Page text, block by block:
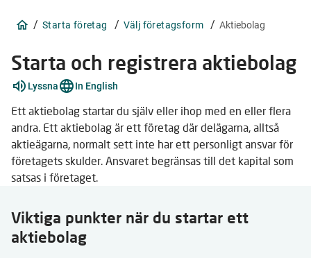
/ Starta företag / Välj företagsform / Aktiebolag
Starta och registrera aktiebolag
Förklara
ord
stycken
Lyssna In English
Ett aktiebolag startar du själv eller ihop med en eller flera
andra. Ett aktiebolag är ett företag där delägarna, alltså
aktieägarna, normalt sett inte har ett personligt ansvar för
företagets skulder. Ansvaret begränsas till det kapital som
satsas i företaget.
Viktiga punkter när du startar ett
aktiebolag